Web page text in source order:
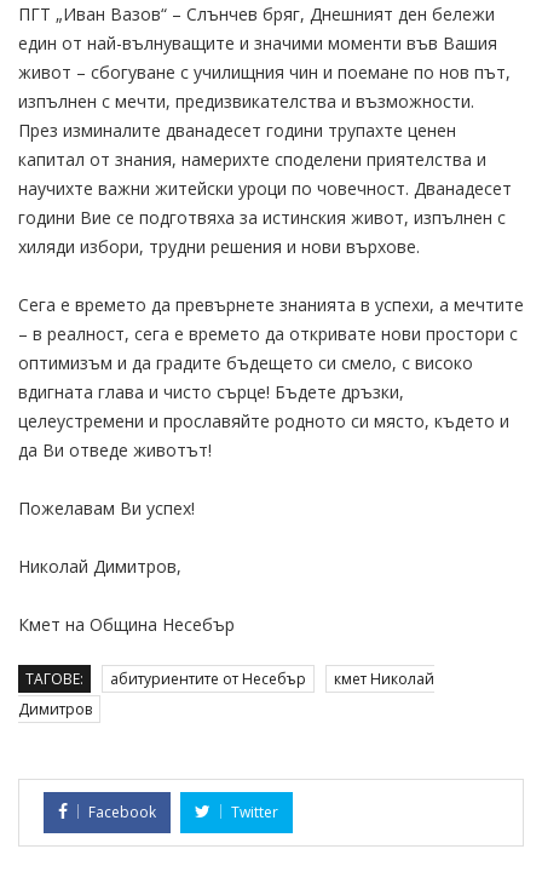
ПГТ „Иван Вазов“ – Слънчев бряг, Днешният ден бележи
един от най-вълнуващите и значими моменти във Вашия
живот – сбогуване с училищния чин и поемане по нов път,
изпълнен с мечти, предизвикателства и възможности.
През изминалите дванадесет години трупахте ценен
капитал от знания, намерихте споделени приятелства и
научихте важни житейски уроци по човечност. Дванадесет
години Вие се подготвяха за истинския живот, изпълнен с
хиляди избори, трудни решения и нови върхове.
Сега е времето да превърнете знанията в успехи, а мечтите
– в реалност, сега е времето да откривате нови простори с
оптимизъм и да градите бъдещето си смело, с високо
вдигната глава и чисто сърце! Бъдете дръзки,
целеустремени и прославяйте родното си място, където и
да Ви отведе животът!
Пожелавам Ви успех!
Николай Димитров,
Кмет на Община Несебър
ТАГОВЕ: абитуриентите от Несебър
кмет Николай
Димитров
Facebook Twitter